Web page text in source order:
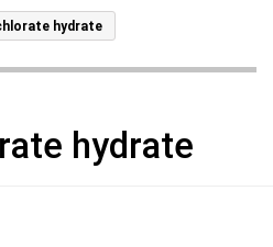
hydrate
hydrate